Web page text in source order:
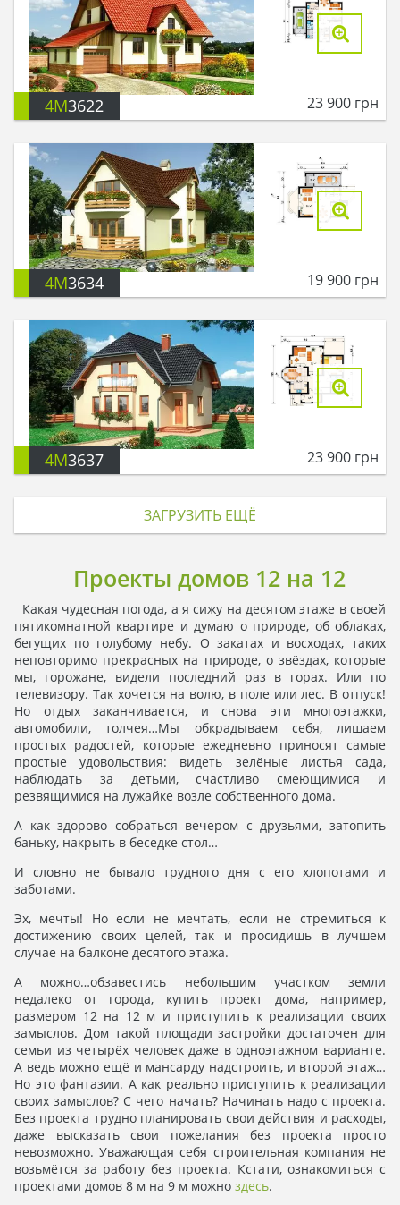
4M3622 23 900 грн
4M3634 19 900 грн
4M3637 23 900 грн
ЗАГРУЗИТЬ ЕЩЁ
Проекты домов 12 на 12
Какая чудесная погода, а я сижу на десятом этаже в своей
пятикомнатной квартире и думаю о природе, об облаках,
бегущих по голубому небу. О закатах и восходах, таких
неповторимо прекрасных на природе, о звёздах, которые
мы, горожане, видели последний раз в горах. Или по
телевизору. Так хочется на волю, в поле или лес. В отпуск!
Но отдых заканчивается, и снова эти многоэтажки,
автомобили, толчея…Мы обкрадываем себя, лишаем
простых радостей, которые ежедневно приносят самые
простые удовольствия: видеть зелёные листья сада,
наблюдать за детьми, счастливо смеющимися и
резвящимися на лужайке возле собственного дома.
А как здорово собраться вечером с друзьями, затопить
баньку, накрыть в беседке стол…
И словно не бывало трудного дня с его хлопотами и
заботами.
Эх, мечты! Но если не мечтать, если не стремиться к
достижению своих целей, так и просидишь в лучшем
случае на балконе десятого этажа.
А можно…обзавестись небольшим участком земли
недалеко от города, купить проект дома, например,
размером 12 на 12 м и приступить к реализации своих
замыслов. Дом такой площади застройки достаточен для
семьи из четырёх человек даже в одноэтажном варианте.
А ведь можно ещё и мансарду надстроить, и второй этаж…
Но это фантазии. А как реально приступить к реализации
своих замыслов? С чего начать? Начинать надо с проекта.
Без проекта трудно планировать свои действия и расходы,
даже высказать свои пожелания без проекта просто
невозможно. Уважающая себя строительная компания не
возьмётся за работу без проекта. Кстати, ознакомиться с
проектами домов 8 м на 9 м можно здесь.